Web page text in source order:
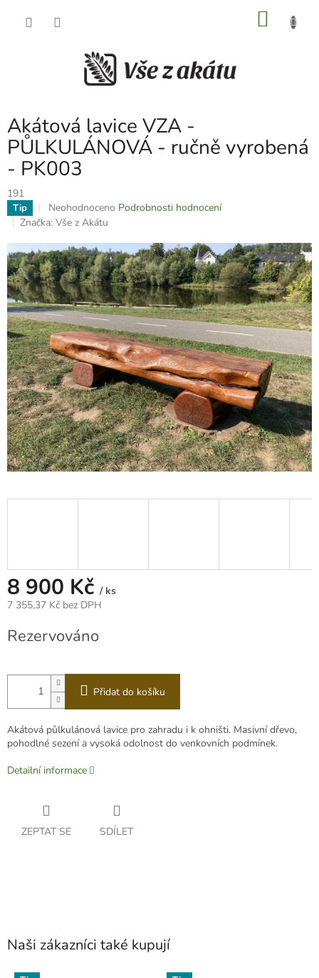
Akátová lavice VZA -
PŮLKULÁNOVÁ - ručně vyrobená
- PK003
191
Tip
Průměrné
hodnocení
je
0,0
z
5
hvězdiček.
Neohodnoceno Podrobnosti hodnocení
Značka: Vše z Akátu
8 900 Kč / ks
7 355,37 Kč bez DPH
cena:
Rezervováno
Přidat do košíku
Akátová půlkulánová lavice pro zahradu i k ohništi. Masivní dřevo,
pohodlné sezení a vysoká odolnost do venkovních podmínek.
Detailní informace
ZEPTAT SE SDÍLET
Naši zákazníci také kupují